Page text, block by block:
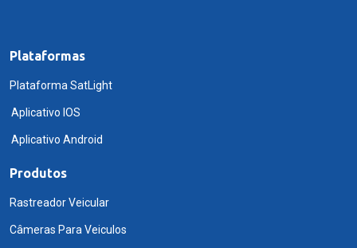
Plataformas
Plataforma SatLight
Aplicativo IOS
Aplicativo Android
Produtos
Rastreador Veicular
Câmeras Para Veiculos